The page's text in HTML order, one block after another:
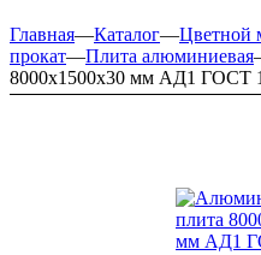
Главная—Каталог—Цветной
прокат—Плита алюминиевая
8000х1500х30 мм АД1 ГОСТ